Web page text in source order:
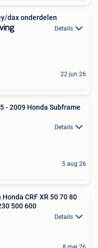
dax onderdelen
Details
22 jun 26
- 2009 Honda Subframe
Details
5 aug 26
CRF XR 50 70 80
500 600
Details